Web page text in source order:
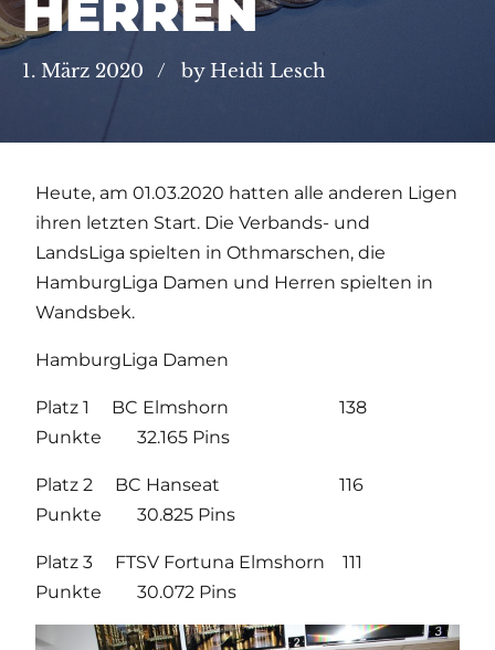
1. März 2020 by Heidi Lesch
Heute, am 01.03.2020 hatten alle anderen Ligen
ihren letzten Start. Die Verbands- und
LandsLiga spielten in Othmarschen, die
HamburgLiga Damen und Herren spielten in
Wandsbek.
HamburgLiga Damen
Platz 1 BC Elmshorn 138
Punkte 32.165 Pins
Platz 2 BC Hanseat 116
Punkte 30.825 Pins
Platz 3 FTSV Fortuna Elmshorn 111
Punkte 30.072 Pins